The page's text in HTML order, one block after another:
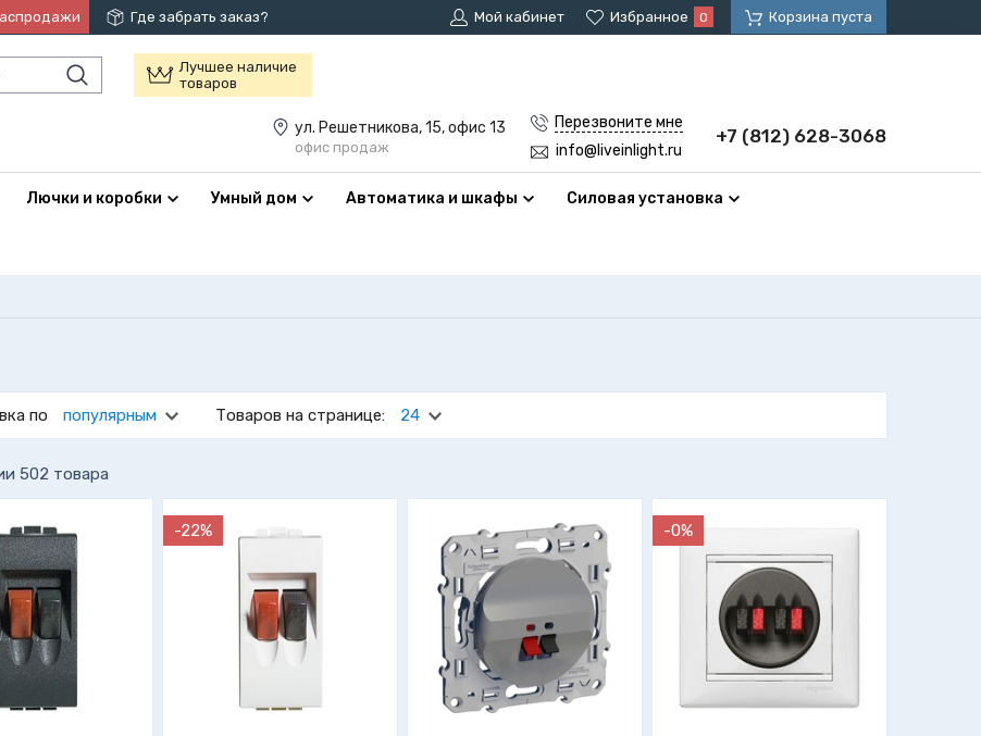
Где забрать заказ? Мой кабинет Избранное 0 Корзина пуста
Лучшее наличие
товаров
ул. Решетникова, 15, офис 13
офис продаж
Перезвоните мне
info@liveinlight.ru
+7 (812) 628-3068
Лючки и коробки Умный дом Автоматика и шкафы Силовая установка
по популярным Товаров на странице: 24
502 товара
-22% -0%